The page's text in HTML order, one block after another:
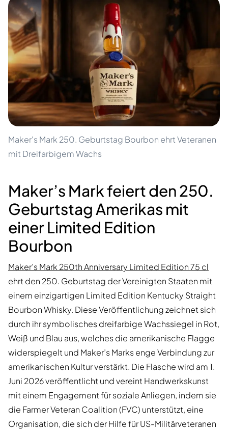
Maker's Mark 250. Geburtstag Bourbon ehrt Veteranen
mit Dreifarbigem Wachs
Maker’s Mark feiert den 250.
Geburtstag Amerikas mit
einer Limited Edition
Bourbon
Maker’s Mark 250th Anniversary Limited Edition 75 cl
ehrt den 250. Geburtstag der Vereinigten Staaten mit
einem einzigartigen Limited Edition Kentucky Straight
Bourbon Whisky. Diese Veröffentlichung zeichnet sich
durch ihr symbolisches dreifarbige Wachssiegel in Rot,
Weiß und Blau aus, welches die amerikanische Flagge
widerspiegelt und Maker’s Marks enge Verbindung zur
amerikanischen Kultur verstärkt. Die Flasche wird am 1.
Juni 2026 veröffentlicht und vereint Handwerkskunst
mit einem Engagement für soziale Anliegen, indem sie
die Farmer Veteran Coalition (FVC) unterstützt, eine
Organisation, die sich der Hilfe für US-Militärveteranen